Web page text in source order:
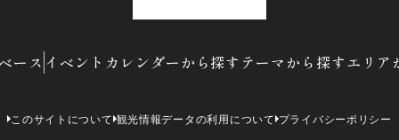
ース イベントカレンダーから探す テーマから探すエリア
このサイトについて 観光情報データの利用について プライバシーポリシー